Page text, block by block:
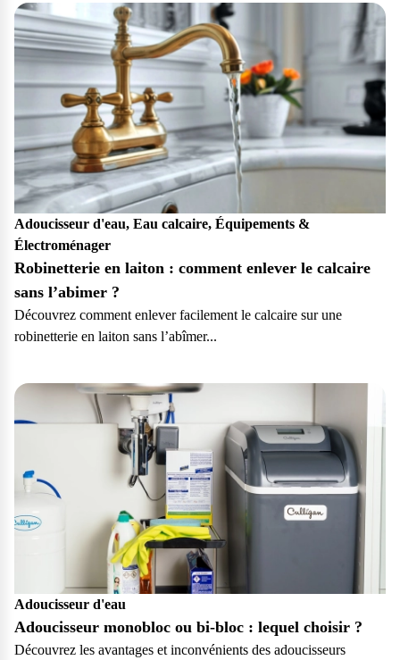
Adoucisseur d'eau, Eau calcaire, Équipements &
Électroménager
Robinetterie en laiton : comment enlever le calcaire
sans l’abimer ?
Découvrez comment enlever facilement le calcaire sur une
robinetterie en laiton sans l’abîmer...
Adoucisseur d'eau
Adoucisseur monobloc ou bi-bloc : lequel choisir ?
Découvrez les avantages et inconvénients des adoucisseurs